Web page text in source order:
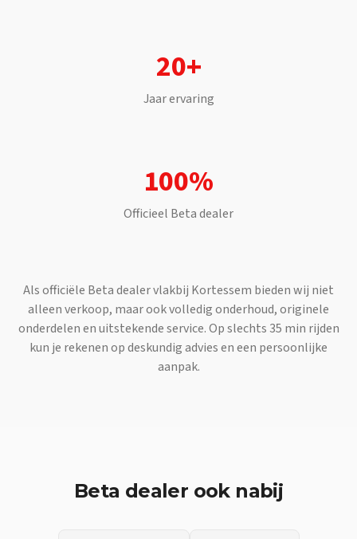
20+
Jaar ervaring
100%
Officieel Betadealer
Als officiële Betadealer vlakbij Kortessem bieden wij niet
alleen verkoop, maar ook volledig onderhoud, originele
onderdelen en uitstekende service. Op slechts 35 min rijden
kun je rekenen op deskundig advies en een persoonlijke
aanpak.
Beta dealer ook nabij